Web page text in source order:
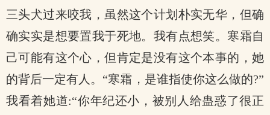
三头犬过来咬我，虽然这个计划朴实无华，但确
确实实是想要置我于死地。我有点想笑。寒霜自
己可能有这个心，但肯定是没有这个本事的，她
的背后一定有人。“寒霜，是谁指使你这么做的?”
我看着她道:“你年纪还小，被别人给蛊惑了很正